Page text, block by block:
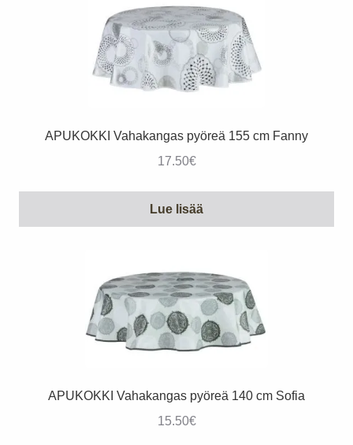
APUKOKKI Vahakangas pyöreä 155 cm Fanny
17.50€
Lue lisää
APUKOKKI Vahakangas pyöreä 140 cm Sofia
15.50€